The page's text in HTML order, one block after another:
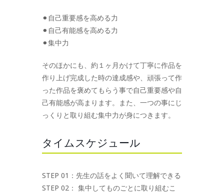
⚫︎自己重要感を高める力
⚫︎自己有能感を高める力
⚫︎集中力
そのほかにも、約１ヶ月かけて丁寧に作品を
作り上げ完成した時の達成感や、頑張って作
った作品を褒めてもらう事で自己重要感や自
己有能感が高まります。また、一つの事にじ
っくりと取り組む集中力が身につきます。
タイムスケジュール
STEP 01：先生の話をよく聞いて理解できる
STEP 02： 集中してものごとに取り組むこ